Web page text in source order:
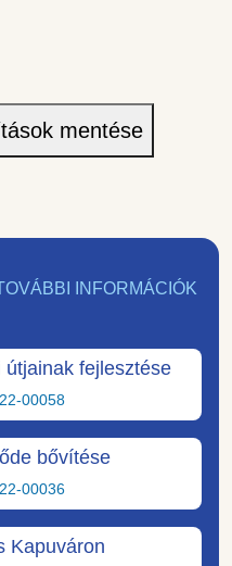
mentése
INFORMÁCIÓK
fejlesztése
00058
bővítése
00036
Kapuváron